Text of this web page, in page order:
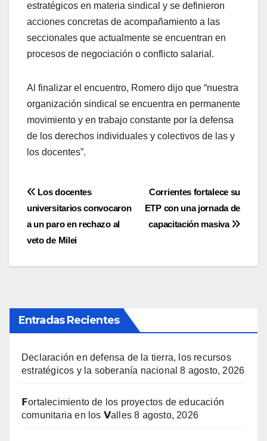
estratégicos en materia sindical y se definieron
acciones concretas de acompañamiento a las
seccionales que actualmente se encuentran en
procesos de negociación o conflicto salarial.
Al finalizar el encuentro, Romero dijo que “nuestra
organización sindical se encuentra en permanente
movimiento y en trabajo constante por la defensa
de los derechos individuales y colectivos de las y
los docentes”.
Navegación
de
entradas
Corrientes fortalece su
ETP con una jornada de
capacitación masiva
Los docentes
universitarios convocaron
a un paro en rechazo al
veto de Milei
Entradas Recientes
Declaración en defensa de la tierra, los recursos
estratégicos y la soberanía nacional 8 agosto, 2026
𝗙ortalecimiento de los proyectos de educación
comunitaria en los 𝗩alles 8 agosto, 2026